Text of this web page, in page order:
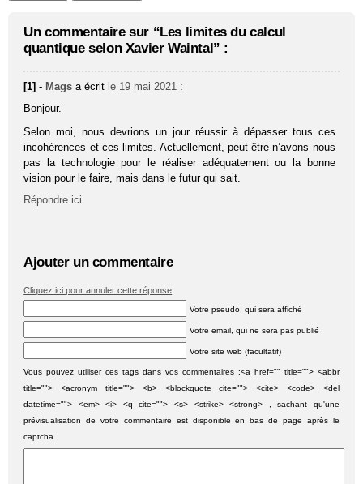
Un commentaire sur “Les limites du calcul
quantique selon Xavier Waintal” :
[1] - Mags a écrit le 19 mai 2021 :
Bonjour.
Selon moi, nous devrions un jour réussir à dépasser tous ces
incohérences et ces limites. Actuellement, peut-être n’avons nous
pas la technologie pour le réaliser adéquatement ou la bonne
vision pour le faire, mais dans le futur qui sait.
Répondre ici
Ajouter un commentaire
Cliquez ici pour annuler cette réponse
Votre pseudo, qui sera affiché
Votre email, qui ne sera pas publié
Votre site web (facultatif)
Vous pouvez utiliser ces tags dans vos commentaires :<a href="" title=""> <abbr
title=""> <acronym title=""> <b> <blockquote cite=""> <cite> <code> <del
datetime=""> <em> <i> <q cite=""> <s> <strike> <strong> , sachant qu'une
prévisualisation de votre commentaire est disponible en bas de page après le
captcha.